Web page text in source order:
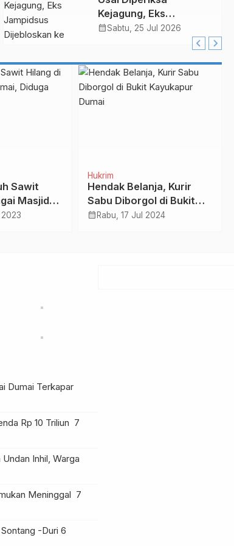
Kejagung, Eks
Jampidsus Dijebloskan
calendar_monthSabtu, 25 Jul 2026
Sawit
Masjid
Diterkam
Hukrim
Hendak Belanja, Kurir
Sabu Diborgol di Bukit
Kayukapur Dumai
calendar_monthRabu, 17 Jul 2024
Dumai Terkapar
Rp 10 Triliun 7
Inhil, Warga
Meninggal 7
-Duri 6